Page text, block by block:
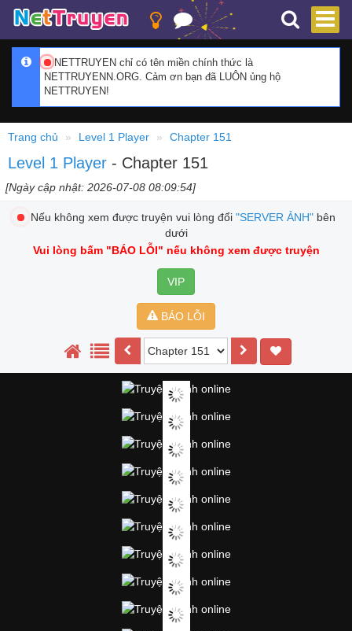
NETTRUYEN chỉ có tên miền chính thức là
NETTRUYENN.ORG. Cảm ơn bạn đã LUÔN ủng hộ
NETTRUYEN!
Trang chủ Level 1 Player Chapter 151
Level 1 Player - Chapter 151
[Ngày cập nhật: 2026-07-08 08:09:54]
Nếu không xem được truyện vui lòng đổi "SERVER ẢNH"bên
dưới
Vui lòng bấm "BÁO LỖI" nếu không xem được truyện
VIP
BÁO LỖI